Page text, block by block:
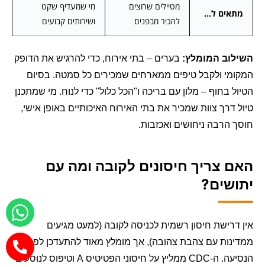
מתאים ל…
מטיילים שרוצים
להכיר מבפנים
מי שמעדיף שקט
ושירותים קבועים
השילוב המומלץ: בערים – בתי אירוח, כדי להרגיש את הדופק
המקומי ולקבל טיפים ממארחים שמכירים כל סמטה. בסיום
הטיול בחוף – מלון עם בריכה ו"הכל כלול" כדי לנוח. מי שמתכנן
טיול דרך צוות שמכיר את בתי האירוח האיכותיים באופן אישי,
חוסך הרבה ניחושים ואכזבות.
האם צריך חיסונים לקובה ומה עם
יתושים?
אין דרישת חיסון רשמית לכניסה לקובה (למעט מגיעים
ממדינות עם צהבת צהובה), אך מומלץ מאוד להתעדכן לפני
הנסיעה. ה-CDC ממליץ על חיסוני הפטיטיס A וטיפוס לנוסעים